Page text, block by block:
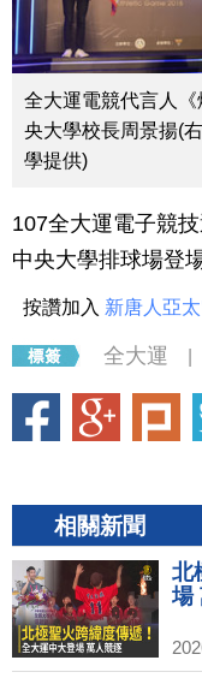
全大運電競代言人
央大學校長周景揚(
學提供)
107全大運電子競
中央大學排球場登場
按讚加入 新唐人亞
全大運
相關新聞
北
場